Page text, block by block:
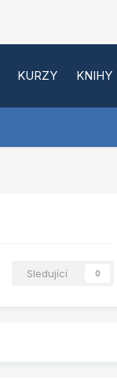
KURZY KNIHY
Sledující 0